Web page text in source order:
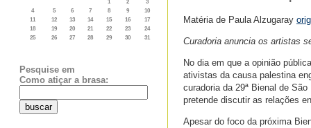
1
2
3
4
5 6 7 8 9
10
11
12 13 14 15 16
17
18
19 20 21 22 23
24
25
26 27 28 29 30 31
Pesquise em
Como atiçar a brasa:
Matéria de Paula Alzugaray
Curadoria anuncia os artistas
No dia em que a opinião
ativistas da causa palestina
curadoria da 29ª Bienal de
pretende discutir as relações
Apesar do foco da próxima